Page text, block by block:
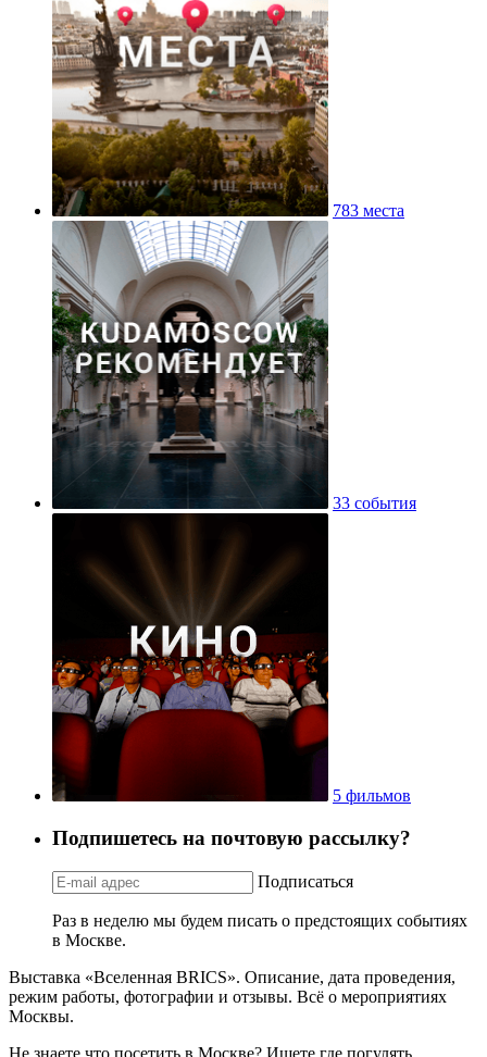
783 места
33 события
5 фильмов
Подпишетесь на почтовую рассылку?
Подписаться
Раз в неделю мы будем писать о предстоящих событиях
в Москве.
Выставка «Вселенная BRICS». Описание, дата проведения,
режим работы, фотографии и отзывы. Всё о мероприятиях
Москвы.
Не знаете что посетить в Москве? Ищете где погулять